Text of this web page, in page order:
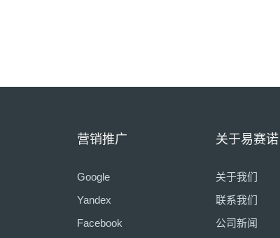
营销推广
Google
Yandex
Facebook
关于易赛诺
关于我们
联系我们
公司新闻